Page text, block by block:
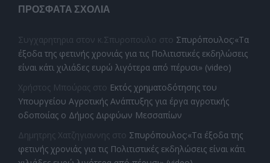
ΠΡΌΣΦΑΤΑ ΣΧΌΛΙΑ
Συγχαρητηρια στον κ.Σπυροπουλο στο Σπυρόπουλος:«Τα
έξοδα της φετινής χρονιάς για τις Πολιτιστικές εκδηλώσεις
είναι κάτι χιλιάδες ευρώ λιγότερα από πέρυσι» (video)
Χρήστος Μπούρας στο Εκτός χρηματοδότησης του
Υπουργείου Αγροτικής Ανάπτυξης για έργα αγροτικής
οδοποιίας ο Δήμος Διρφύων Μεσσαπίων
Δημητρης Χατζηγιαννης στο Σπυρόπουλος:«Τα έξοδα της
φετινής χρονιάς για τις Πολιτιστικές εκδηλώσεις είναι κάτι